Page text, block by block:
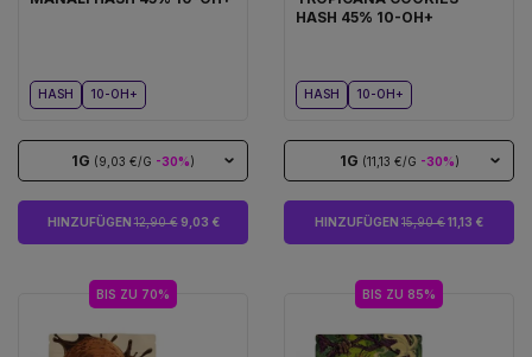
HASH 10-OH+
1G (9,03 €/G -30%)
HINZUFÜGEN12,90 €9,03 €
HASH 45% 10-OH+
HASH 10-OH+
1G (11,13 €/G -30%)
HINZUFÜGEN 15,90 €11,13 €
BIS ZU 70% BIS ZU 85%